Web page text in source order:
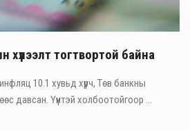
тогтвортой байна
10.1 хувьд хүрч, Төв банкны
давсан. Үүнтэй холбоотойгоор ...